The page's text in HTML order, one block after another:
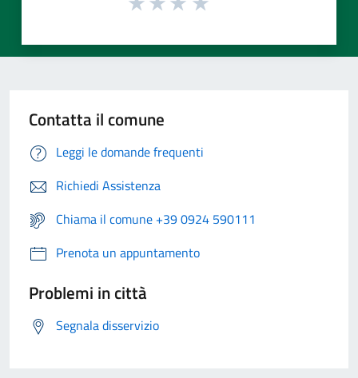
Contatta il comune
Leggi le domande frequenti
Richiedi Assistenza
Chiama il comune +39 0924 590111
Prenota un appuntamento
Problemi in città
Segnala disservizio